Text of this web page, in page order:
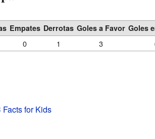
Empates Derrotas Goles a Favor Goles
0 1 3
for Kids